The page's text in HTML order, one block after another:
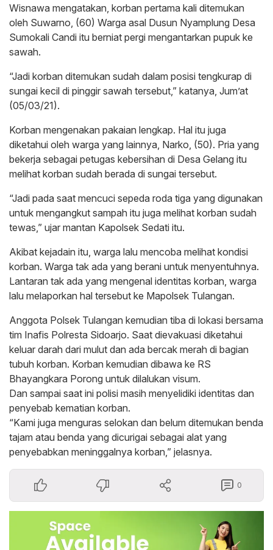
Wisnawa mengatakan, korban pertama kali ditemukan
oleh Suwarno, (60) Warga asal Dusun Nyamplung Desa
Sumokali Candi itu berniat pergi mengantarkan pupuk ke
sawah.
“Jadi korban ditemukan sudah dalam posisi tengkurap di
sungai kecil di pinggir sawah tersebut,” katanya, Jum’at
(05/03/21).
Korban mengenakan pakaian lengkap. Hal itu juga
diketahui oleh warga yang lainnya, Narko, (50). Pria yang
bekerja sebagai petugas kebersihan di Desa Gelang itu
melihat korban sudah berada di sungai tersebut.
“Jadi pada saat mencuci sepeda roda tiga yang digunakan
untuk mengangkut sampah itu juga melihat korban sudah
tewas,” ujar mantan Kapolsek Sedati itu.
Akibat kejadain itu, warga lalu mencoba melihat kondisi
korban. Warga tak ada yang berani untuk menyentuhnya.
Lantaran tak ada yang mengenal identitas korban, warga
lalu melaporkan hal tersebut ke Mapolsek Tulangan.
Anggota Polsek Tulangan kemudian tiba di lokasi bersama
tim Inafis Polresta Sidoarjo. Saat dievakuasi diketahui
keluar darah dari mulut dan ada bercak merah di bagian
tubuh korban. Korban kemudian dibawa ke RS
Bhayangkara Porong untuk dilalukan visum.
Dan sampai saat ini polisi masih menyelidiki identitas dan
penyebab kematian korban.
“Kami juga menguras selokan dan belum ditemukan benda
tajam atau benda yang dicurigai sebagai alat yang
penyebabkan meninggalnya korban,” jelasnya.
0